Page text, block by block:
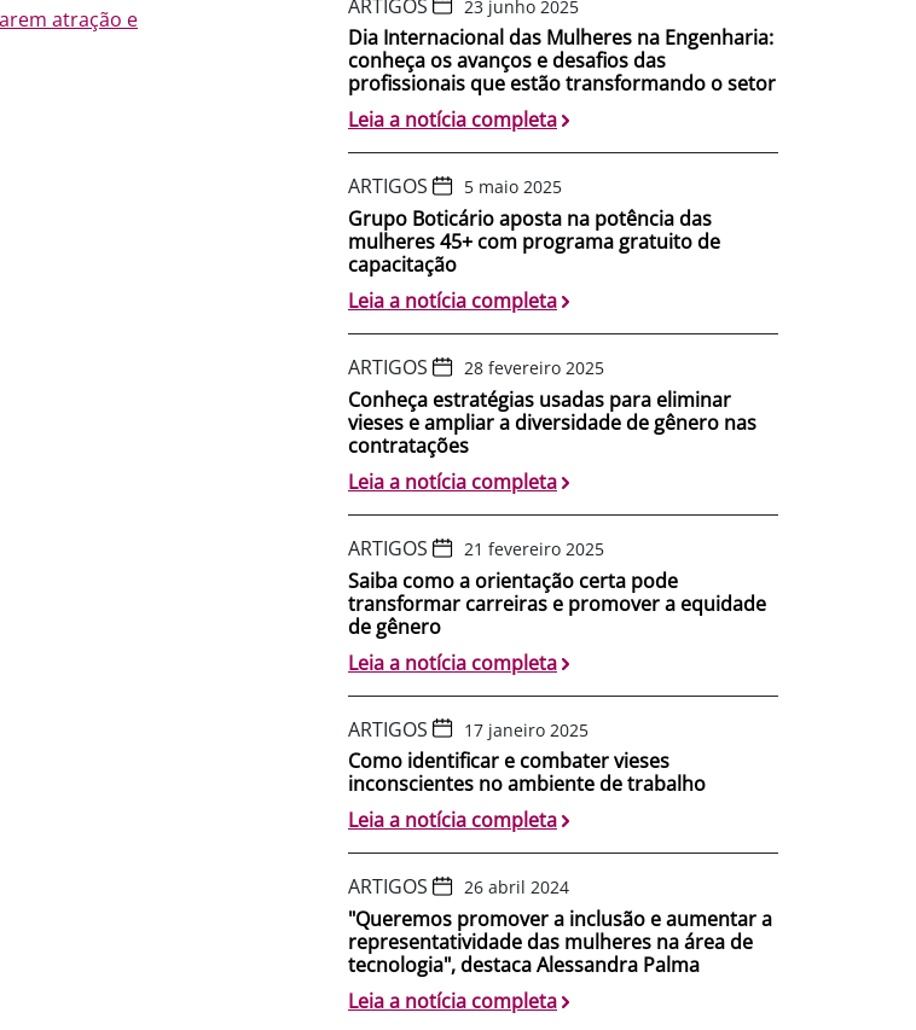
atração e
ARTIGOS 23 junho 2025
Dia Internacional das Mulheres na Engenharia:
conheça os avanços e desafios das
profissionais que estão transformando o setor
Leia a notícia completa
ARTIGOS 5 maio 2025
Grupo Boticário aposta na potência das
mulheres 45+ com programa gratuito de
capacitação
Leia a notícia completa
ARTIGOS 28 fevereiro 2025
Conheça estratégias usadas para eliminar
vieses e ampliar a diversidade de gênero nas
contratações
Leia a notícia completa
ARTIGOS 21 fevereiro 2025
Saiba como a orientação certa pode
transformar carreiras e promover a equidade
de gênero
Leia a notícia completa
ARTIGOS 17 janeiro 2025
Como identificar e combater vieses
inconscientes no ambiente de trabalho
Leia a notícia completa
ARTIGOS 26 abril 2024
"Queremos promover a inclusão e aumentar a
representatividade das mulheres na área de
tecnologia", destaca Alessandra Palma
Leia a notícia completa